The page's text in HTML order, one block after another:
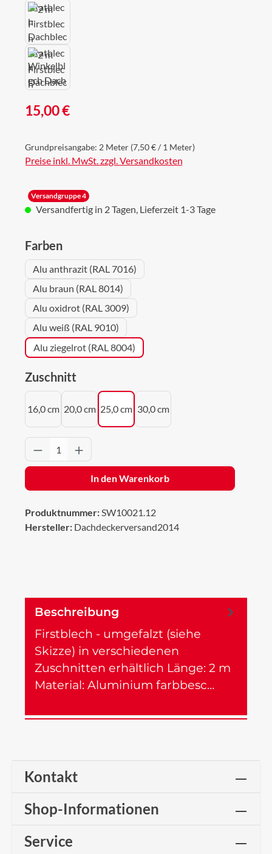
Regulärer Preis:
15,00 €
Grundpreisangabe: 2 Meter (7,50 € / 1 Meter)
Preise inkl. MwSt. zzgl. Versandkosten
Versandgruppe 4
Versandfertig in 2 Tagen, Lieferzeit 1-3 Tage
Farbenauswählen
Alu anthrazit (RAL 7016)
Alu braun (RAL 8014)
Alu oxidrot (RAL 3009)
Alu weiß (RAL 9010)
Alu ziegelrot (RAL 8004)
Zuschnitt
16,0 cm 20,0 cm 25,0 cm 30,0 cm
Produkt Anzahl: Gib den gewünschten
In den Warenkorb
Produktnummer:SW10021.12
Hersteller: Dachdeckerversand2014
Beschreibung
Firstblech - umgefalzt (siehe
Skizze) in verschiedenen
Zuschnitten erhältlich Länge: 2 m
Material: Aluminium farbbesc…
Kontakt
Shop-Informationen
Service